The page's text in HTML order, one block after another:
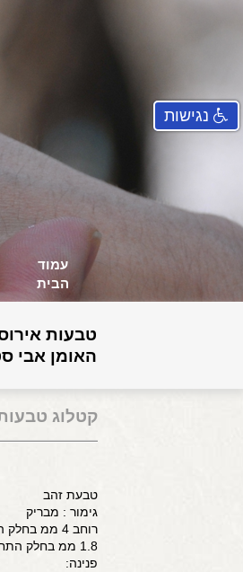
עמוד
הבית
טבעות
האומן אבי
קטלוג
טבעת זהב
גימור : מבריק
רוחב 4 ממ בחלק העלין
1.8 ממ בחלק התחתון
פנינה:
נגישות